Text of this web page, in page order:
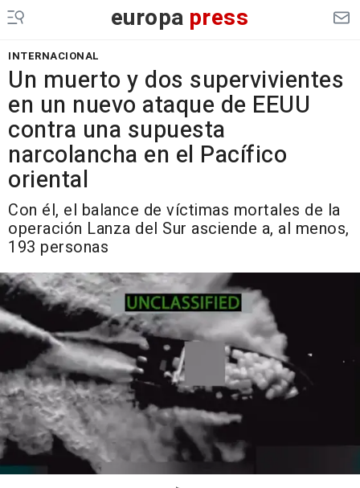
europa press
INTERNACIONAL
Un muerto y dos supervivientes
en un nuevo ataque de EEUU
contra una supuesta
narcolancha en el Pacífico
oriental
Con él, el balance de víctimas mortales de la
operación Lanza del Sur asciende a, al menos,
193 personas